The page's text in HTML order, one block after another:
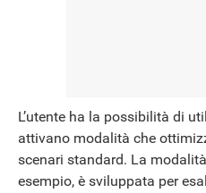
L’utente ha la possibilità di
attivano modalità che
scenari standard. La modalità
esempio, è sviluppata per